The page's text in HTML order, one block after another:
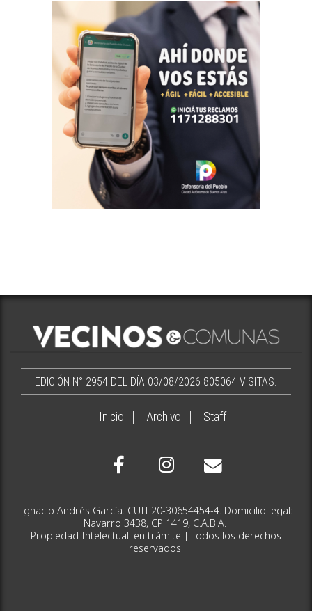
EDICIÓN N° 2954 DEL DÍA 03/08/2026 805064 VISITAS.
Inicio Archivo Staff
Ignacio Andrés García. CUIT:20-30654454-4. Domicilio legal:
Navarro 3438, CP 1419, C.A.B.A.
Propiedad Intelectual: en trámite | Todos los derechos
reservados.